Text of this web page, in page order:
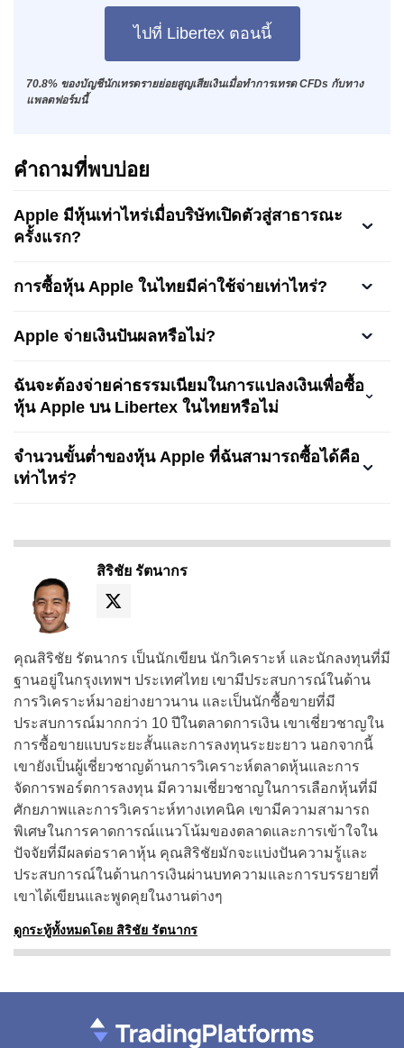
ไปที่ Libertex ตอนนี้
70.8% ของบัญชีนักเทรดรายย่อยสูญเสียเงินเมื่อทำการเทรด CFDs กับทาง
แพลตฟอร์มนี้
คำถามที่พบบ่อย
Apple มีหุ้นเท่าไหร่เมื่อบริษัทเปิดตัวสู่สาธารณะ
ครั้งแรก?
การซื้อหุ้น Apple ในไทยมีค่าใช้จ่ายเท่าไหร่?
Apple จ่ายเงินปันผลหรือไม่?
ฉันจะต้องจ่ายค่าธรรมเนียมในการแปลงเงินเพื่อซื้อ
หุ้น Apple บน Libertex ในไทยหรือไม่
จำนวนขั้นต่ำของหุ้น Apple ที่ฉันสามารถซื้อได้คือ
เท่าไหร่?
สิริชัย รัตนากร
คุณสิริชัย รัตนากร เป็นนักเขียน นักวิเคราะห์ และนักลงทุนที่มี
ฐานอยู่ในกรุงเทพฯ ประเทศไทย เขามีประสบการณ์ในด้าน
การวิเคราะห์มาอย่างยาวนาน และเป็นนักซื้อขายที่มี
ประสบการณ์มากกว่า 10 ปีในตลาดการเงิน เขาเชี่ยวชาญใน
การซื้อขายแบบระยะสั้นและการลงทุนระยะยาว นอกจากนี้
เขายังเป็นผู้เชี่ยวชาญด้านการวิเคราะห์ตลาดหุ้นและการ
จัดการพอร์ตการลงทุน มีความเชี่ยวชาญในการเลือกหุ้นที่มี
ศักยภาพและการวิเคราะห์ทางเทคนิค เขามีความสามารถ
พิเศษในการคาดการณ์แนวโน้มของตลาดและการเข้าใจใน
ปัจจัยที่มีผลต่อราคาหุ้น คุณสิริชัยมักจะแบ่งปันความรู้และ
ประสบการณ์ในด้านการเงินผ่านบทความและการบรรยายที่
เขาได้เขียนและพูดคุยในงานต่างๆ
ดูกระทู้ทั้งหมดโดย สิริชัย รัตนากร